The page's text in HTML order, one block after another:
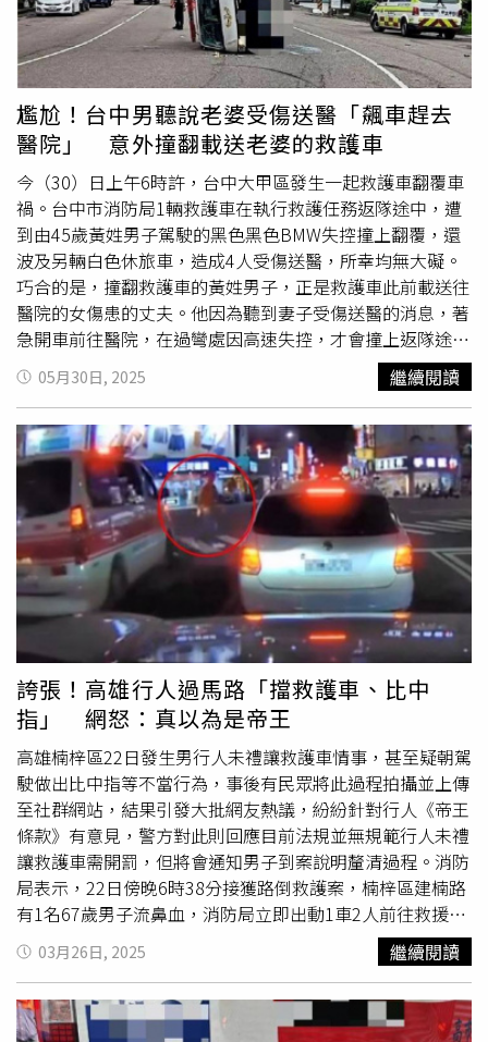
尷尬！台中男聽說老婆受傷送醫「飆車趕去
醫院」 意外撞翻載送老婆的救護車
今（30）日上午6時許，台中大甲區發生一起救護車翻覆車
禍。台中市消防局1輛救護車在執行救護任務返隊途中，遭
到由45歲黃姓男子駕駛的黑色黑色BMW失控撞上翻覆，還
波及另輛白色休旅車，造成4人受傷送醫，所幸均無大礙。
巧合的是，撞翻救護車的黃姓男子，正是救護車此前載送往
醫院的女傷患的丈夫。他因為聽到妻子受傷送醫的消息，著
急開車前往醫院，在過彎處因高速失控，才會撞上返隊途中
的救護車。目前目前警方正在釐清詳細肇事責任歸屬。據了
解，今晨6時23分許，大甲消防分隊1輛救護車出勤載送患
者就醫，任務結束返隊途中行經大甲體育場旁、順天國中後
門時，遭對向高速過彎失控越線的黑色BMW轎車擦撞後翻
車。肇事車輛之後又迎面撞上救護車後方白色馬自達休旅
車，現場共計有3輛車發生事故，救護車側翻，轎車車頭凹
陷，2名消防員、轎車黃姓駕駛與1名男乘客，共4人受傷送
醫。其中，39歲救護車駕駛葉姓隊員肢體外傷、46歲周姓
副駕駛周男右肩脫臼、身體挫傷；休旅車駕駛46歲陳男頸部
疼痛、下肢發麻；肇事45歲黃男無明顯外傷，4人經送醫院
診治後，均無大礙。據了解，肇事的黃男當時接獲妻子受傷
送醫消息，心急如焚，於是開車直衝醫院，結果半路上因過
彎失控，撞上剛送完黃妻到院的救護車。這場離奇巧合也讓
警消嘖嘖稱奇。警方表示3名駕駛均無酒駕，詳細肇事原因
及責任歸屬仍有待調查釐清。
05月30日, 2025 繼續閱讀
誇張！高雄行人過馬路「擋救護車、比中
指」 網怒：真以為是帝王
高雄楠梓區22日發生男行人未禮讓救護車情事，甚至疑朝駕
駛做出比中指等不當行為，事後有民眾將此過程拍攝並上傳
至社群網站，結果引發大批網友熱議，紛紛針對行人《帝王
條款》有意見，警方對此則回應目前法規並無規範行人未禮
讓救護車需開罰，但將會通知男子到案說明釐清過程。消防
局表示，22日傍晚6時38分接獲路倒救護案，楠梓區建楠路
有1名67歲男子流鼻血，消防局立即出動1車2人前往救援，
傷患經救護人員初步急救處置後送醫，但針對行人未禮讓救
護車還比中指的部分則是在出勤前往途中。據了解，民眾在
爆料公社發文，行車紀錄器顯示22日晚間6點43分，楠梓新
路與建楠路路口有1名男行人緩慢行走在斑馬線上，恰巧正
03月26日, 2025 繼續閱讀